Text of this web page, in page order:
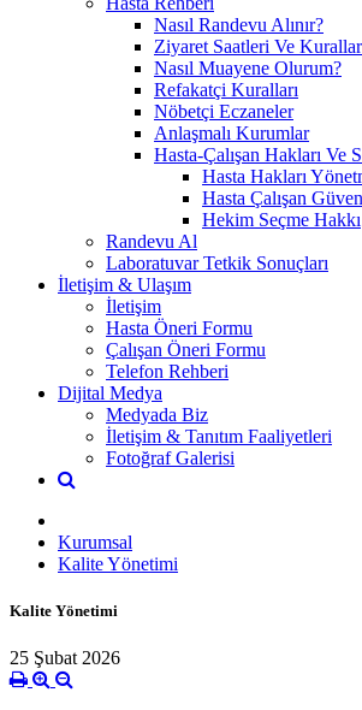
Nasıl Randevu Alınır?
Ziyaret Saatleri Ve
Nasıl Muayene Olurum?
Refakatçi Kuralları
Nöbetçi Eczaneler
Anlaşmalı Kurumlar
Hasta-Çalışan Hakları Ve
Hasta Hakları
Hasta Çalışan
Hekim Seçme Hakkı
Randevu Al
Laboratuvar Tetkik Sonuçları
İletişim & Ulaşım
İletişim
Hasta Öneri Formu
Çalışan Öneri Formu
Telefon Rehberi
Dijital Medya
Medyada Biz
İletişim & Tanıtım Faaliyetleri
Fotoğraf Galerisi
Kurumsal
Kalite Yönetimi
Kalite Yönetimi
25 Şubat 2026